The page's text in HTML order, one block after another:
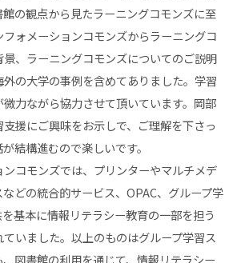
の観点から見たラーニングコモンズに至
ォメーションコモンズからラーニングコ
、ラーニングコモンズについてのご説明
の大学の事例を含めてありました。学習
力ながら協力させて頂いています。岡部
援にご興味をお示しで、ご理解を下さっ
結構進むので楽しいです。
コモンズでは、プリンターやマルチメデ
どの統合的サービス、OPAC、グループ学
基本に情報リテラシー教育の一部を担う
いました。以上のものはグループ学習ス
図書館の利用を通じて、情報リテラシー